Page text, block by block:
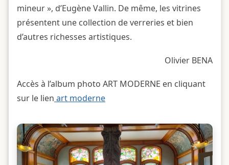
mineur », d’Eugène Vallin. De même, les vitrines
présentent une collection de verreries et bien
d’autres richesses artistiques.
Olivier BENA
Accès à l’album photo ART MODERNE en cliquant
sur le lien art moderne